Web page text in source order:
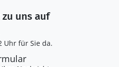
uns auf
Uhr für Sie da.